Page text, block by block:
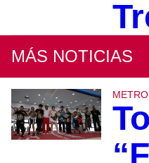
MÁS NOTICIAS